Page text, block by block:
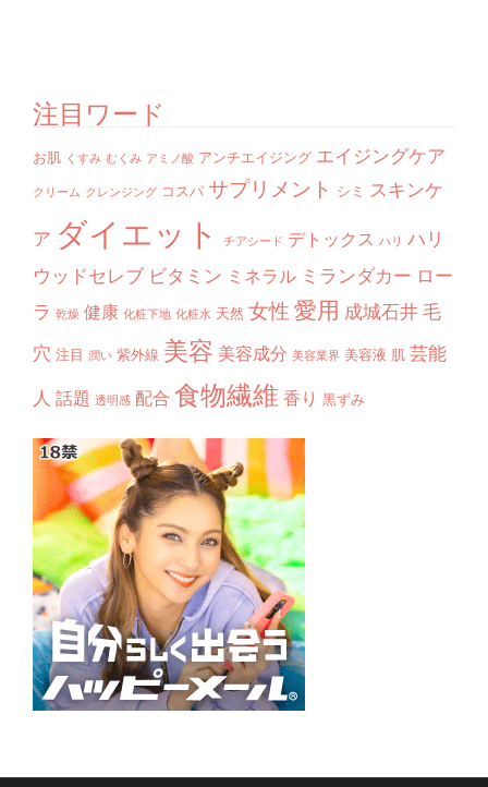
注目ワード
お肌 くすみ むくみ アミノ酸 アンチエイジング エイジングケア
クリーム クレンジング コスパ サプリメント シミ スキンケ
ア ダイエット チアシード デトックス ハリ ハリ
ウッドセレブ ビタミン ミネラル ミランダカー ロー
ラ 乾燥 健康 化粧下地 化粧水 天然 女性愛用 成城石井毛
穴 注目 潤い 紫外線 美容 美容成分 美容業界 美容液 肌 芸能
人 話題 透明感 配合 食物繊維 香り 黒ずみ